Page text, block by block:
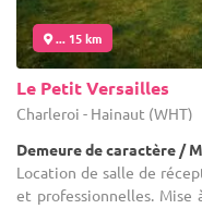
... 15 km
Le Petit Versailles
Charleroi - Hainaut (WHT)
Demeure de caractère /
Location de salle de
et professionnelles.